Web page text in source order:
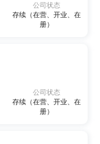
公司状态
存续（在营、开业、在
册）
公司状态
存续（在营、开业、在
册）